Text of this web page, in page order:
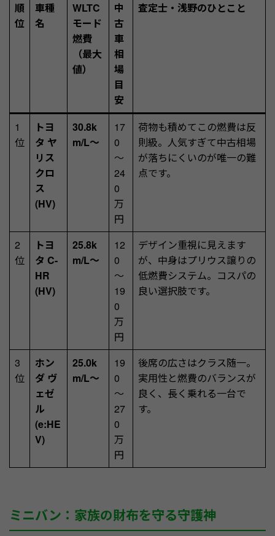
順
位
車種
名
WLTC
モード
燃費
（最大
値）
中
古
車
相
場
目
安
査定士・浅野のひとこと
1
位
トヨ
タ ヤ
リス
クロ
ス
(HV)
30.8k
m/L～
17
0
～
24
0
万
円
荷物も積めてこの燃費は反
則級。人気すぎて中古相場
が落ちにくいのが唯一の難
点です。
2
位
トヨ
タ C-
HR
(HV)
25.8k
m/L～
12
0
～
19
0
万
円
デザイン重視に見えます
が、中身はプリウス譲りの
低燃費システム。コスパの
良い選択肢です。
3
位
ホン
ダ ヴ
ェゼ
ル
(e:HE
V)
25.0k
m/L～
19
0
～
27
0
万
円
後席の広さはクラス随一。
実用性と燃費のバランスが
良く、長く乗れる一台で
す。
ミニバン：家族の財布を守る守護神